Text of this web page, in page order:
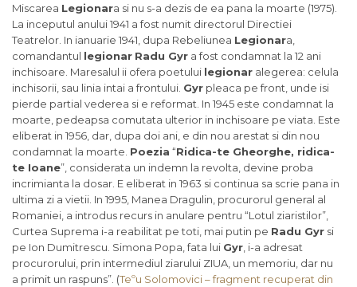
Miscarea Legionara si nu s-a dezis de ea pana la moarte (1975).
La inceputul anului 1941 a fost numit directorul Directiei
Teatrelor. In ianuarie 1941, dupa Rebeliunea Legionara,
comandantul legionar Radu Gyr a fost condamnat la 12 ani
inchisoare. Maresalul ii ofera poetului legionar alegerea: celula
inchisorii, sau linia intai a frontului. Gyr pleaca pe front, unde isi
pierde partial vederea si e reformat. In 1945 este condamnat la
moarte, pedeapsa comutata ulterior in inchisoare pe viata. Este
eliberat in 1956, dar, dupa doi ani, e din nou arestat si din nou
condamnat la moarte. Poezia “Ridica-te Gheorghe, ridica-
te Ioane”, considerata un indemn la revolta, devine proba
incrimianta la dosar. E eliberat in 1963 si continua sa scrie pana in
ultima zi a vietii. In 1995, Manea Dragulin, procurorul general al
Romaniei, a introdus recurs in anulare pentru “Lotul ziaristilor”,
Curtea Suprema i-a reabilitat pe toti, mai putin pe Radu Gyr si
pe Ion Dumitrescu. Simona Popa, fata lui Gyr , i-a adresat
procurorului, prin intermediul ziarului ZIUA, un memoriu, dar nu
a primit un raspuns”. (Teºu Solomovici – fragment recuperat din